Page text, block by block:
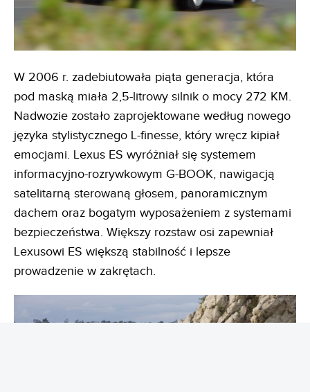
W 2006 r. zadebiutowała piąta generacja, która
pod maską miała 2,5-litrowy silnik o mocy 272 KM.
Nadwozie zostało zaprojektowane według nowego
języka stylistycznego L-finesse, który wręcz kipiał
emocjami. Lexus ES wyróżniał się systemem
informacyjno-rozrywkowym G-BOOK, nawigacją
satelitarną sterowaną głosem, panoramicznym
dachem oraz bogatym wyposażeniem z systemami
bezpieczeństwa. Większy rozstaw osi zapewniał
Lexusowi ES większą stabilność i lepsze
prowadzenie w zakrętach.